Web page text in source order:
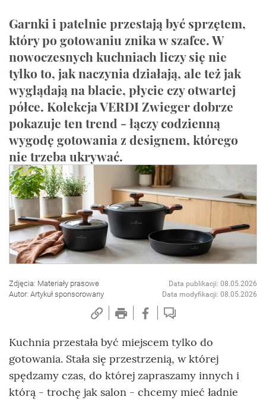
Garnki i patelnie przestają być sprzętem,
który po gotowaniu znika w szafce. W
nowoczesnych kuchniach liczy się nie
tylko to, jak naczynia działają, ale też jak
wyglądają na blacie, płycie czy otwartej
półce. Kolekcja VERDI Zwieger dobrze
pokazuje ten trend - łączy codzienną
wygodę gotowania z designem, którego
nie trzeba ukrywać.
Zdjęcia: Materiały prasowe
Autor: Artykuł sponsorowany
Data publikacji: 08.05.2026
Data modyfikacji: 08.05.2026
Kuchnia przestała być miejscem tylko do
gotowania. Stała się przestrzenią, w której
spędzamy czas, do której zapraszamy innych i
którą - trochę jak salon - chcemy mieć ładnie